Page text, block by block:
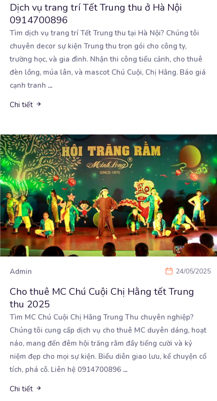
Dịch vụ trang trí Tết Trung thu ở Hà Nội
0914700896
Tìm dịch vụ trang trí Tết Trung thu tại Hà Nội? Chúng tôi
chuyên decor sự kiện Trung thu trọn gói cho công ty,
trường học, và gia đình. Nhận thi công tiểu cảnh, cho thuê
đèn lồng, múa lân, và mascot Chú Cuội, Chị Hằng. Báo giá
cạnh tranh ...
Chi tiết
Admin 24/05/2025
Cho thuê MC Chú Cuội Chị Hằng tết Trung
thu 2025
Tìm MC Chú Cuội Chị Hằng Trung Thu chuyên nghiệp?
Chúng tôi cung cấp dịch vụ cho thuê MC duyên dáng, hoạt
náo, mang đến đêm hội trăng rằm đầy tiếng cười và kỷ
niệm đẹp cho mọi sự kiện. Biểu diễn giao lưu, kể chuyện cổ
tích, phá cỗ. Liên hệ 0914700896 ...
Chi tiết